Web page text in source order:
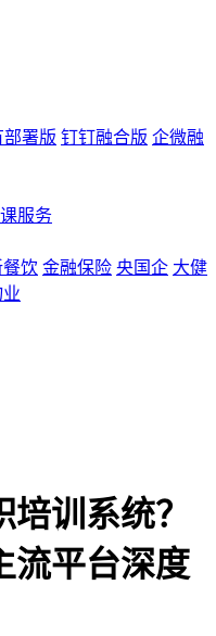
部署版 钉钉融合版 企微融
服务
饮 金融保险 央国企 大健
训系统？
流平台深度